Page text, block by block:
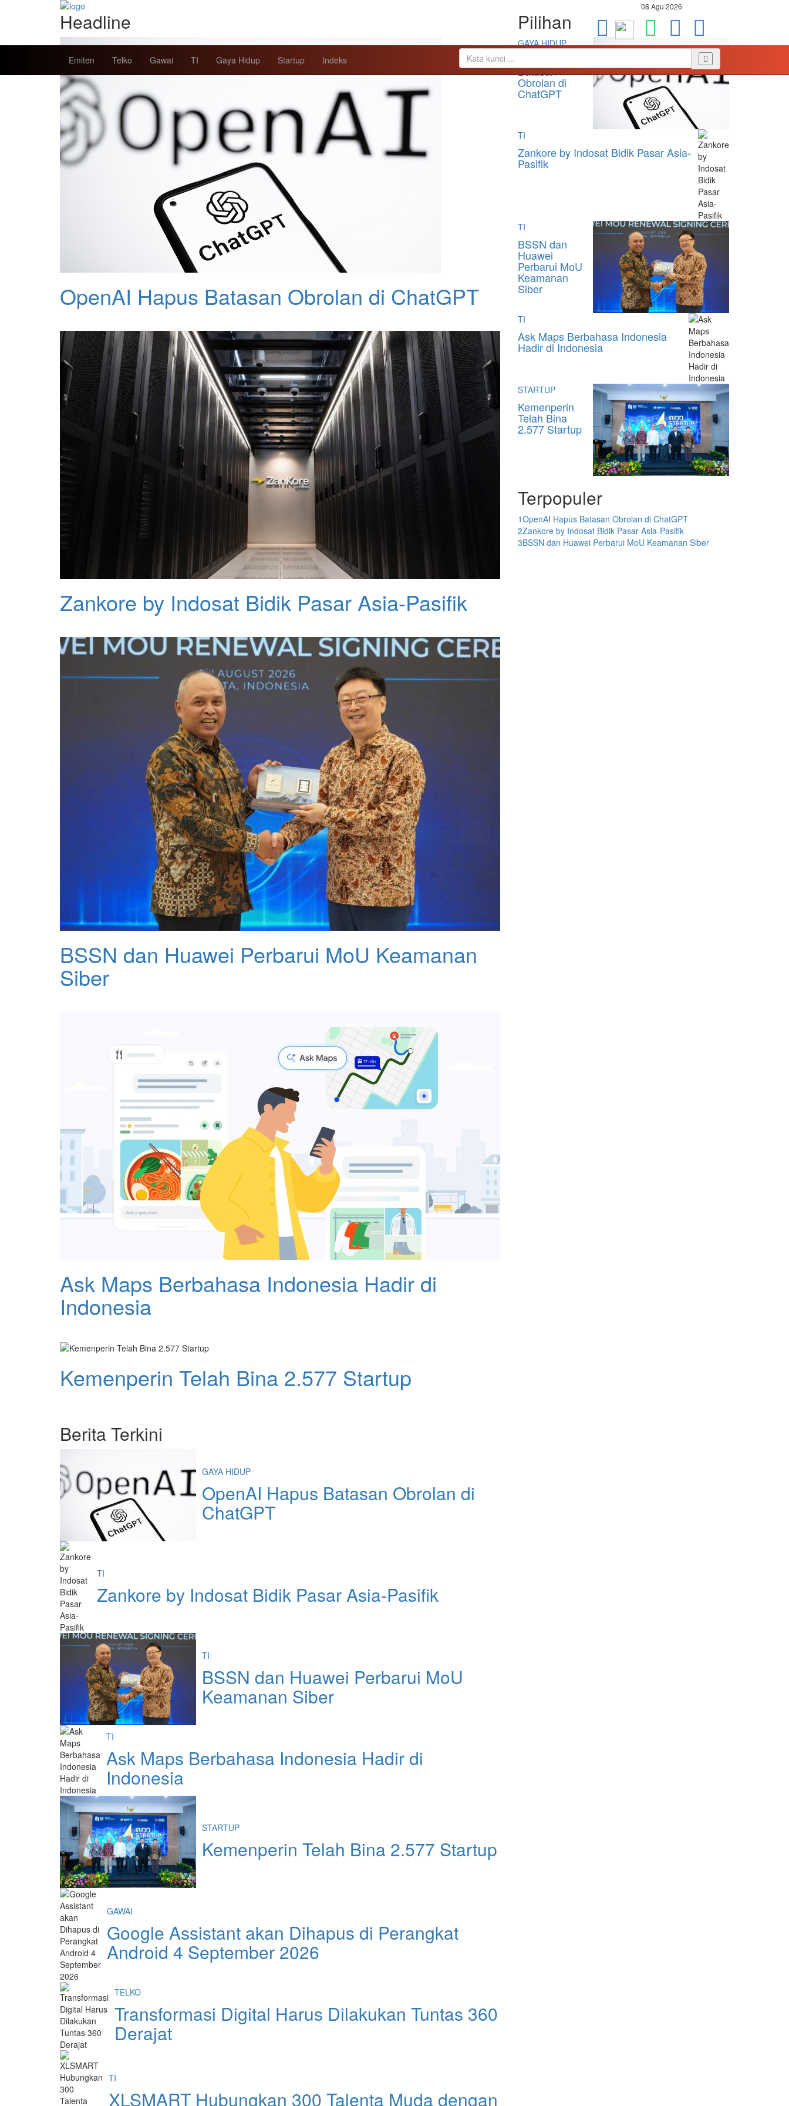
08 Agu 2026
Emiten Telko Gawai TI Gaya Hidup Startup Indeks
Headline
OpenAI Hapus Batasan Obrolan di ChatGPT
Zankore by Indosat Bidik Pasar Asia-Pasifik
BSSN dan Huawei Perbarui MoU Keamanan
Siber
Ask Maps Berbahasa Indonesia Hadir di
Indonesia
Kemenperin Telah Bina 2.577 Startup
Berita Terkini
GAYA HIDUP
OpenAI Hapus Batasan Obrolan di
ChatGPT
TI
Zankore by Indosat Bidik Pasar Asia-Pasifik
TI
BSSN dan Huawei Perbarui MoU
Keamanan Siber
TI
Ask Maps Berbahasa Indonesia Hadir di
Indonesia
STARTUP
Kemenperin Telah Bina 2.577 Startup
GAWAI
Google Assistant akan Dihapus di Perangkat
Android 4 September 2026
TELKO
Transformasi Digital Harus Dilakukan Tuntas 360
Derajat
TI
XLSMART Hubungkan 300 Talenta Muda dengan
Pilihan
GAYA HIDUP
Batasan
Obrolan di
ChatGPT
TI
Zankore by Indosat Bidik Pasar Asia-
Pasifik
TI
BSSN dan
Huawei
Perbarui MoU
Keamanan
Siber
TI
Ask Maps Berbahasa Indonesia
Hadir di Indonesia
STARTUP
Kemenperin
Telah Bina
2.577 Startup
Terpopuler
1OpenAI Hapus Batasan Obrolan di ChatGPT
2Zankore by Indosat Bidik Pasar Asia-Pasifik
3BSSN dan Huawei Perbarui MoU Keamanan Siber